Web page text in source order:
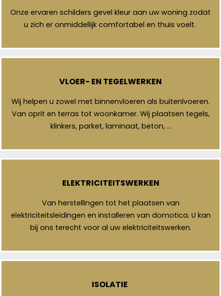
Onze ervaren schilders gevel kleur aan uw woning zodat
u zich er onmiddellijk comfortabel en thuis voelt.
VLOER- EN TEGELWERKEN
Wij helpen u zowel met binnenvloeren als buitenlvoeren.
Van oprit en terras tot woonkamer. Wij plaatsen tegels,
klinkers, parket, laminaat, beton, …
ELEKTRICITEITSWERKEN
Van herstellingen tot het plaatsen van
elektriciteitsleidingen en installeren van domotica. U kan
bij ons terecht voor al uw elektriciteitswerken.
ISOLATIE